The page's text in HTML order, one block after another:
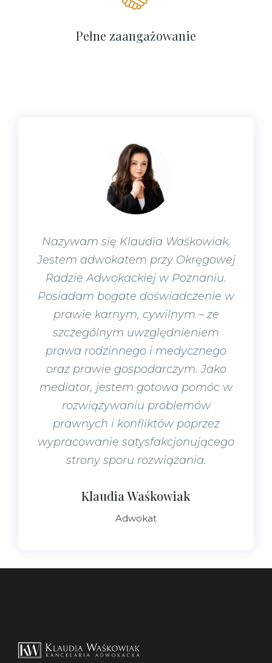
Pełne zaangażowanie
Nazywam się Klaudia Waśkowiak.
Jestem adwokatem przy Okręgowej
Radzie Adwokackiej w Poznaniu.
Posiadam bogate doświadczenie w
prawie karnym, cywilnym – ze
szczególnym uwzględnieniem
prawa rodzinnego i medycznego
oraz prawie gospodarczym. Jako
mediator, jestem gotowa pomóc w
rozwiązywaniu problemów
prawnych i konfliktów poprzez
wypracowanie satysfakcjonującego
strony sporu rozwiązania.
Klaudia Waśkowiak
Adwokat